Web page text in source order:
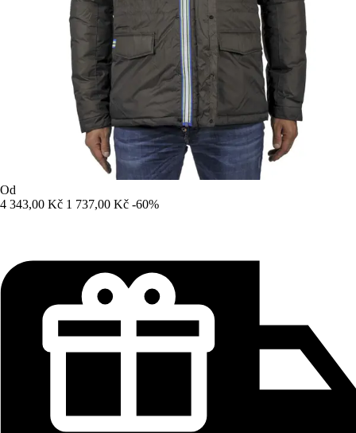
Od
4 343,00 Kč 1 737,00 Kč -60%